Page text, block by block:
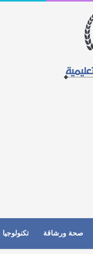
صحة ورشاقة تكنولوجيا